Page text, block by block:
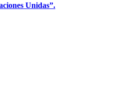
Unidas”.